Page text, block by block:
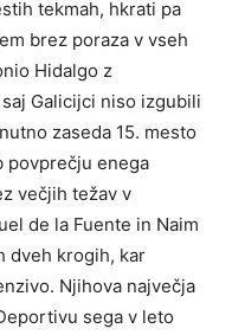
tekmah, hkrati pa
brez poraza v vseh
Hidalgo z
Galicijci niso izgubili
zaseda 15. mesto
povprečju enega
večjih težav v
de la Fuente in Naim
dveh krogih, kar
Njihova največja
sega v leto